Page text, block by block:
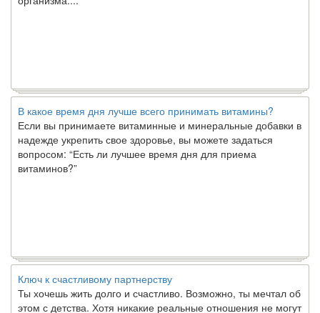
В какое время дня лучше всего принимать витамины?
Если вы принимаете витаминные и минеральные добавки в
надежде укрепить свое здоровье, вы можете задаться
вопросом: “Есть ли лучшее время дня для приема
витаминов?”
Ключ к счастливому партнерству
Ты хочешь жить долго и счастливо. Возможно, ты мечтал об
этом с детства. Хотя никакие реальные отношения не могут
сравниться со сказочными фильмами, многие люди